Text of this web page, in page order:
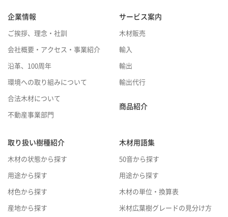
企業情報
ご挨拶、理念・社訓
会社概要・アクセス・事業紹介
沿革、100周年
環境への取り組みについて
合法木材について
不動産事業部門
サービス案内
木材販売
輸入
輸出
輸出代行
商品紹介
取り扱い樹種紹介
木材の状態から探す
用途から探す
材色から探す
産地から探す
木材用語集
50音から探す
用途から探す
木材の単位・換算表
米材広葉樹グレードの見分け方